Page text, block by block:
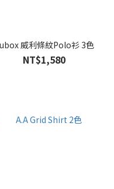
威利條紋Polo衫 3色
NT$1,580